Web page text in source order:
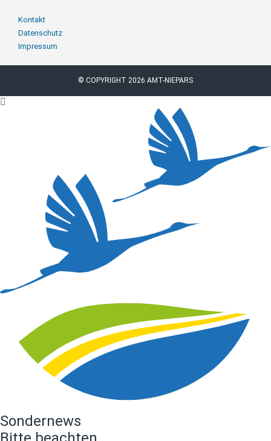
Navigation
überspringen
Kontakt
Datenschutz
Impressum
© COPYRIGHT 2026 AMT-NIEPARS
Sondernews